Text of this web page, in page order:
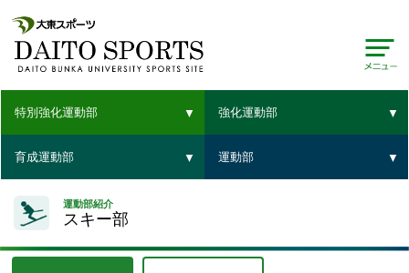
特別強化運動部 強化運動部
育成運動部 運動部
運動部紹介
スキー部